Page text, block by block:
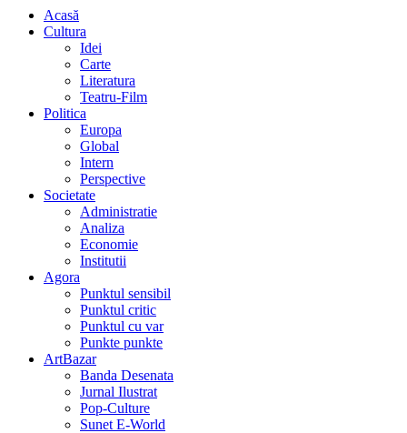
Acasă
Cultura
Idei
Carte
Literatura
Teatru-Film
Politica
Europa
Global
Intern
Perspective
Societate
Administratie
Analiza
Economie
Institutii
Agora
Punktul sensibil
Punktul critic
Punktul cu var
Punkte punkte
ArtBazar
Banda Desenata
Jurnal Ilustrat
Pop-Culture
Sunet E-World